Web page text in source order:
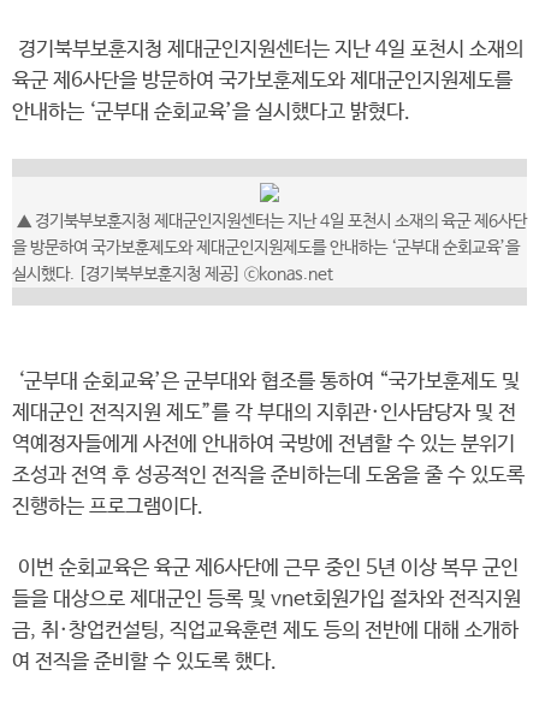
경기북부보훈지청 제대군인지원센터는 지난 4일 포천시 소재의
육군 제6사단을 방문하여 국가보훈제도와 제대군인지원제도를
안내하는 ‘군부대 순회교육’을 실시했다고 밝혔다.
▲ 경기북부보훈지청 제대군인지원센터는 지난 4일 포천시 소재의 육군 제6사단
을 방문하여 국가보훈제도와 제대군인지원제도를 안내하는 ‘군부대 순회교육’을
실시했다. [경기북부보훈지청 제공] ⓒkonas.net
‘군부대 순회교육’은 군부대와 협조를 통하여 “국가보훈제도 및
제대군인 전직지원 제도”를 각 부대의 지휘관·인사담당자 및 전
역예정자들에게 사전에 안내하여 국방에 전념할 수 있는 분위기
조성과 전역 후 성공적인 전직을 준비하는데 도움을 줄 수 있도록
진행하는 프로그램이다.
이번 순회교육은 육군 제6사단에 근무 중인 5년 이상 복무 군인
들을 대상으로 제대군인 등록 및 vnet회원가입 절차와 전직지원
금, 취·창업컨설팅, 직업교육훈련 제도 등의 전반에 대해 소개하
여 전직을 준비할 수 있도록 했다.